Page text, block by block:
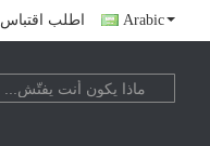
اطلب اقتباس Arabic